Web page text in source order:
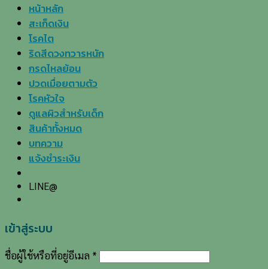
หน้าหลัก
สะเก็ดเงิน
โรคไต
ริดสีดวงทวารหนัก
กรดไหลย้อน
ปวดเมื่อยตามตัว
โรคหัวใจ
ดูแลผิวสำหรับเด็ก
สินค้าทั้งหมด
บทความ
แจ้งชำระเงิน
LINE@
เข้าสู่ระบบ
ชื่อผู้ใช้หรือที่อยู่อีเมล *